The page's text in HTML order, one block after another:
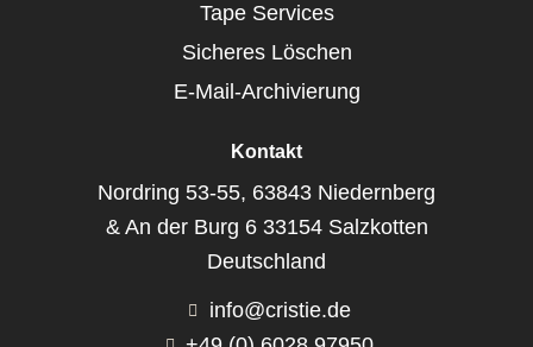
Tape Services
Sicheres Löschen
E-Mail-Archivierung
Kontakt
Nordring 53-55, 63843 Niedernberg
& An der Burg 6 33154 Salzkotten
Deutschland
info@cristie.de